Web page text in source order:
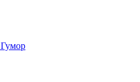
Гумор